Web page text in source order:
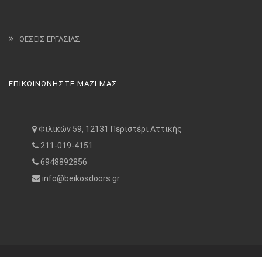
ΘΕΣΕΙΣ ΕΡΓΑΣΙΑΣ
ΕΠΙΚΟΙΝΩΝΗΣΤΕ ΜΑΖΙ ΜΑΣ
Φιλικών 59, 12131 Περιστέρι Αττικής
211-019-4151
6948892856
info@beikosdoors.gr